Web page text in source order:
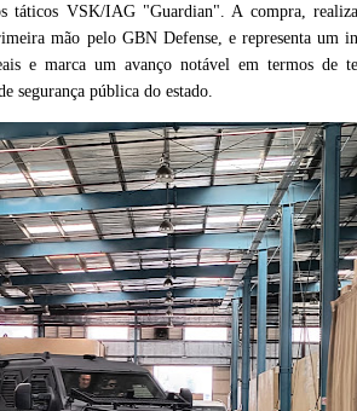
táticos VSK/IAG "Guardian". A compra,
mão pelo GBN Defense, e representa um
e marca um avanço notável em termos de
segurança pública do estado.